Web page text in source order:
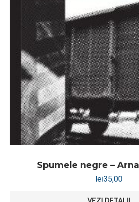
Spumele negre –
lei35,00
VEZI DETALII